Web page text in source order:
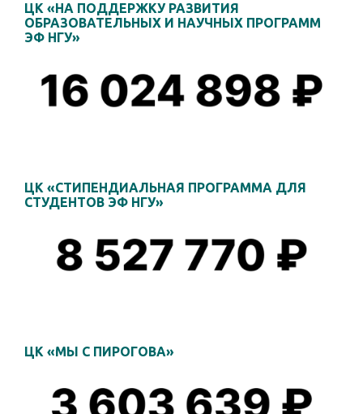
ЦК «НА ПОДДЕРЖКУ РАЗВИТИЯ
ОБРАЗОВАТЕЛЬНЫХ И НАУЧНЫХ ПРОГРАММ
ЭФ НГУ»
ЦК «СТИПЕНДИАЛЬНАЯ ПРОГРАММА ДЛЯ
СТУДЕНТОВ ЭФ НГУ»
ЦК «МЫ С ПИРОГОВА»